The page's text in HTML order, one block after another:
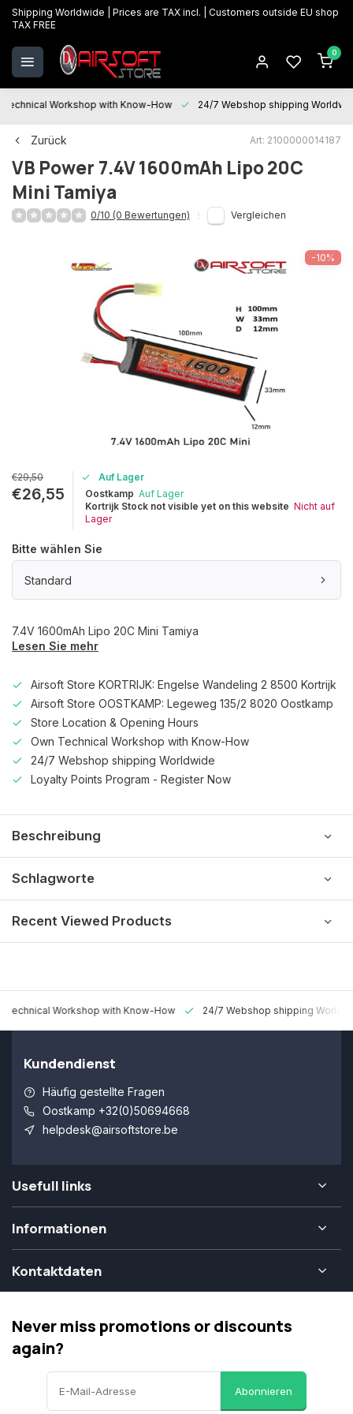
Shipping Worldwide | Prices are TAX incl. | Customers outside EU shop
TAX FREE
0
Technical Workshop with Know-How 24/7 Webshop shipping
Zurück Art: 2100000014187
VB Power 7.4V 1600mAh Lipo 20C
Mini Tamiya
0/10 (0 Bewertungen) Vergleichen
-10%
€29,50
€26,55
Auf Lager
Oostkamp Auf Lager
Kortrijk Stock not visible yet on this website Nicht auf
Lager
Bitte wählen Sie
Standard
7.4V 1600mAh Lipo 20C Mini Tamiya
Lesen Sie mehr
Airsoft Store KORTRIJK: Engelse Wandeling 2 8500 Kortrijk
Airsoft Store OOSTKAMP: Legeweg 135/2 8020 Oostkamp
Store Location & Opening Hours
Own Technical Workshop with Know-How
24/7 Webshop shipping Worldwide
Loyalty Points Program - Register Now
Beschreibung
Schlagworte
Recent Viewed Products
Technical Workshop with Know-How 24/7 Webshop shipping
Kundendienst
Häufig gestellte Fragen
Oostkamp +32(0)50694668
helpdesk@airsoftstore.be
Usefull links
Informationen
Kontaktdaten
Never miss promotions or discounts
again?
Abonnieren